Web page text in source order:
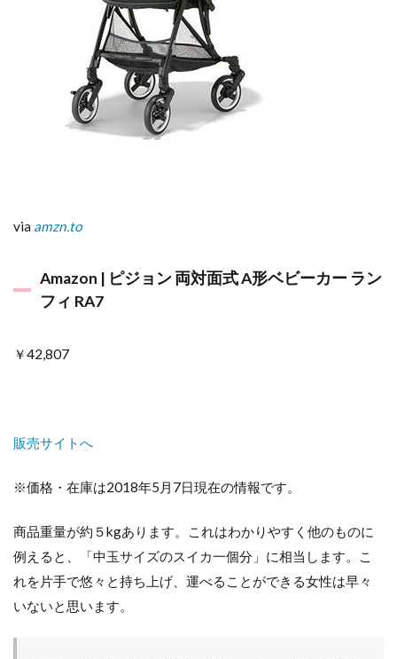
via amzn.to
Amazon | ピジョン 両対面式 A形ベビーカー ラン
フィ RA7
￥42,807
販売サイトへ
※価格・在庫は2018年5月7日現在の情報です。
商品重量が約５kgあります。これはわかりやすく他のものに
例えると、「中玉サイズのスイカ一個分」に相当します。こ
れを片手で悠々と持ち上げ、運べることができる女性は早々
いないと思います。